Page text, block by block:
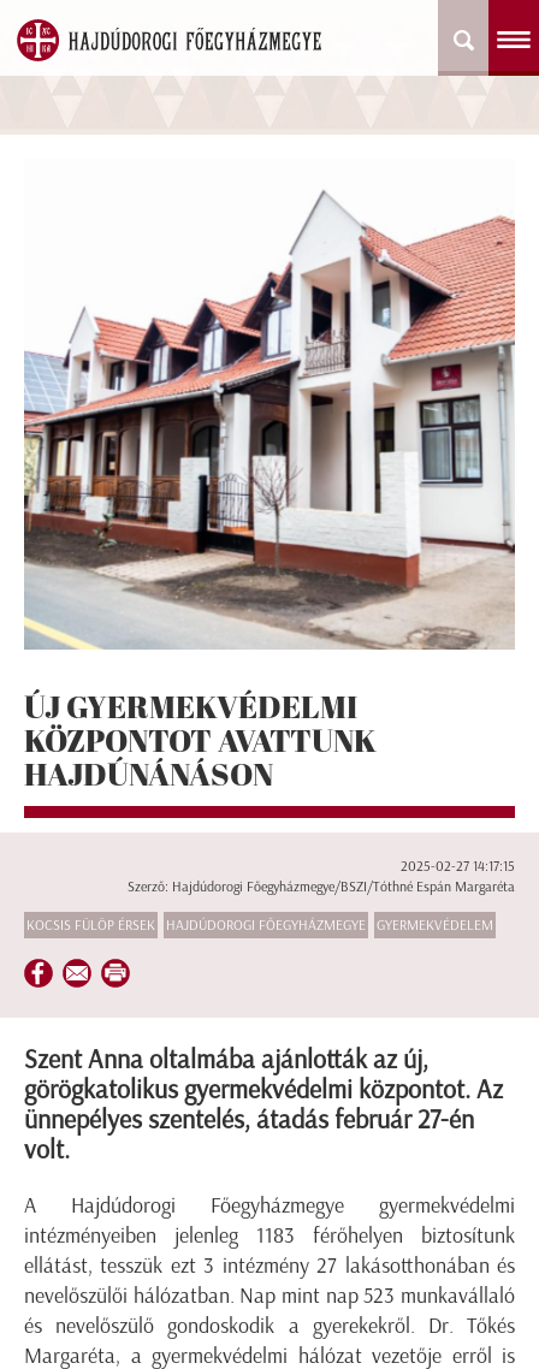
ÚJ GYERMEKVÉDELMI
KÖZPONTOT AVATTUNK
HAJDÚNÁNÁSON
2025-02-27 14:17:15
Szerző: Hajdúdorogi Főegyházmegye/BSZI/Tóthné Espán Margaréta
KOCSIS FÜLÖP ÉRSEK HAJDÚDOROGI FŐEGYHÁZMEGYE GYERMEKVÉDELEM
Szent Anna oltalmába ajánlották az új,
görögkatolikus gyermekvédelmi központot. Az
ünnepélyes szentelés, átadás február 27-én
volt.
A Hajdúdorogi Főegyházmegye gyermekvédelmi
intézményeiben jelenleg 1183 férőhelyen biztosítunk
ellátást, tesszük ezt 3 intézmény 27 lakásotthonában és
nevelőszülői hálózatban. Nap mint nap 523 munkavállaló
és nevelőszülő gondoskodik a gyerekekről. Dr. Tőkés
Margaréta, a gyermekvédelmi hálózat vezetője erről is